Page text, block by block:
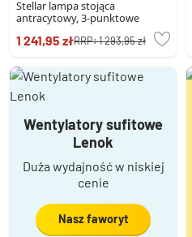
Stellar lampa stojąca
antracytowy, 3-punktowe
1 241,95 złRRP:1 293,95 zł
Wentylatory sufitowe
Lenok
Duża wydajność w niskiej
cenie
Nasz faworyt